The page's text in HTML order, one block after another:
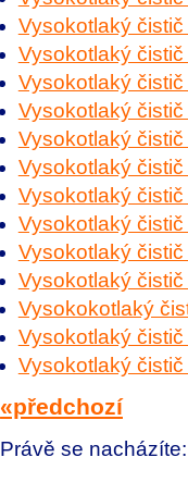
Vysokotlaký
Vysokotlaký
Vysokotlaký
Vysokotlaký
Vysokotlaký
Vysokotlaký
Vysokotlaký
Vysokotlaký
Vysokotlaký
Vysokotlaký
Vysokokotlaký
Vysokotlaký
Vysokotlaký
«předchozí
Právě se